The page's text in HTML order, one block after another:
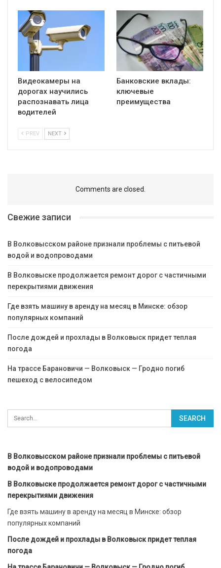
Видеокамеры на
дорогах научились
распознавать лица
водителей
Банковские вклады:
ключевые
преимущества
PREV NEXT
Comments are closed.
Свежие записи
В Волковысском районе признали проблемы с питьевой
водой и водопроводами
В Волковыске продолжается ремонт дорог с частичными
перекрытиями движения
Где взять машину в аренду на месяц в Минске: обзор
популярных компаний
После дождей и прохлады в Волковыск придет теплая
погода
На трассе Барановичи — Волковыск — Гродно погиб
пешеход с велосипедом
В Волковысском районе признали проблемы с питьевой
водой и водопроводами
В Волковыске продолжается ремонт дорог с частичными
перекрытиями движения
Где взять машину в аренду на месяц в Минске: обзор
популярных компаний
После дождей и прохлады в Волковыск придет теплая
погода